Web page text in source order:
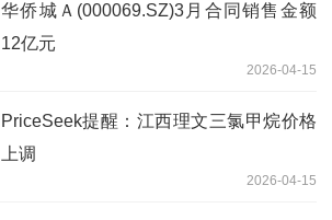
华侨城Ａ(000069.SZ)3月合同销售金额
12亿元
2026-04-15
PriceSeek提醒：江西理文三氯甲烷价格
上调
2026-04-15